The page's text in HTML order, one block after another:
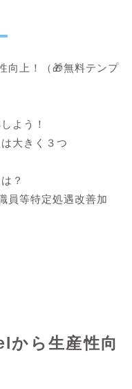
向上！（🎁無料テンプ
よう！
大きく３つ
？
員等特定処遇改善加
から生産性向